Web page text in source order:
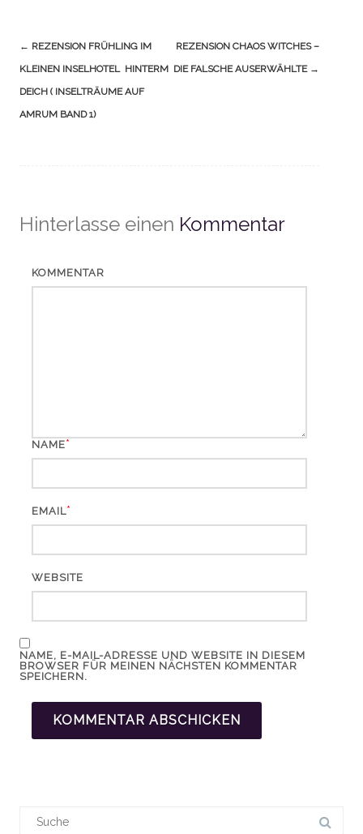
Navigation
(Beiträge)
← REZENSION FRÜHLING IM
KLEINEN INSELHOTEL HINTERM
DEICH ( INSELTRÄUME AUF
AMRUM BAND 1)
REZENSION CHAOS WITCHES –
DIE FALSCHE AUSERWÄHLTE →
Hinterlasse einen Kommentar
KOMMENTAR
NAME*
EMAIL*
WEBSITE
NAME, E-MAIL-ADRESSE UND WEBSITE IN DIESEM
BROWSER FÜR MEINEN NÄCHSTEN KOMMENTAR
SPEICHERN.